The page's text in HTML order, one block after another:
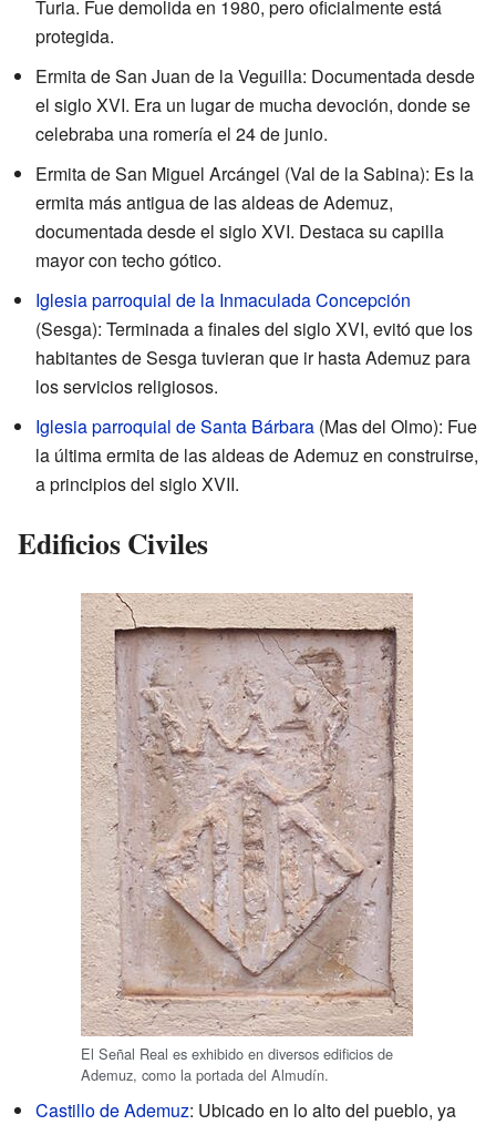
Turia. Fue demolida en 1980, pero oficialmente está
protegida.
Ermita de San Juan de la Veguilla: Documentada desde
el siglo XVI. Era un lugar de mucha devoción, donde se
celebraba una romería el 24 de junio.
Ermita de San Miguel Arcángel (Val de la Sabina): Es la
ermita más antigua de las aldeas de Ademuz,
documentada desde el siglo XVI. Destaca su capilla
mayor con techo gótico.
Iglesia parroquial de la Inmaculada Concepción
(Sesga): Terminada a finales del siglo XVI, evitó que los
habitantes de Sesga tuvieran que ir hasta Ademuz para
los servicios religiosos.
Iglesia parroquial de Santa Bárbara (Mas del Olmo): Fue
la última ermita de las aldeas de Ademuz en construirse,
a principios del siglo XVII.
Edificios Civiles
El Señal Real es exhibido en diversos edificios de
Ademuz, como la portada del Almudín.
Castillo de Ademuz: Ubicado en lo alto del pueblo, ya